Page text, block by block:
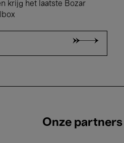
krijg het laatste Bozar
Onze partners